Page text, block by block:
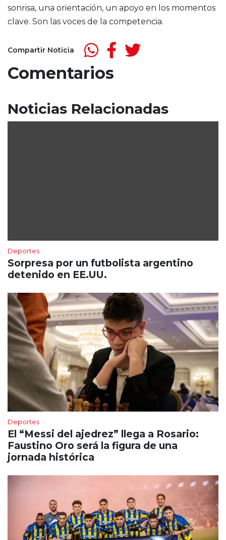
sonrisa, una orientación, un apoyo en los momentos
clave. Son las voces de la competencia.
Compartir Noticia
Comentarios
Noticias Relacionadas
Deportes
Sorpresa por un futbolista argentino
detenido en EE.UU.
Deportes
El “Messi del ajedrez” llega a Rosario:
Faustino Oro será la figura de una
jornada histórica